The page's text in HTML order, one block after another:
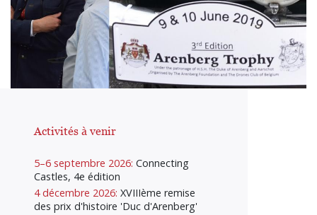
Activités à venir
5–6 septembre 2026: Connecting
Castles, 4e édition
4 décembre 2026: XVIIIème remise
des prix d'histoire 'Duc d'Arenberg'